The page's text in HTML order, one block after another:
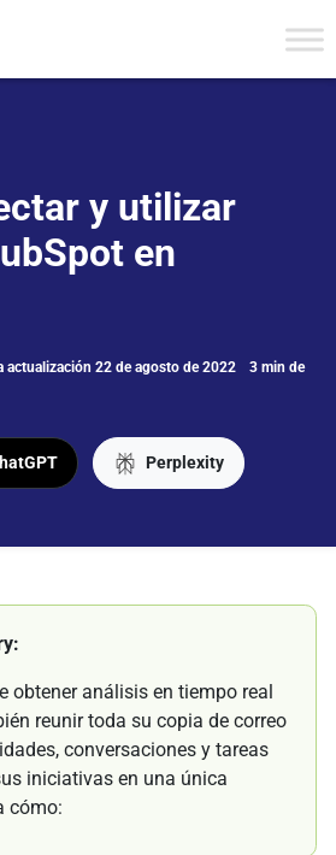
y utilizar
en
actualización 22 de agosto de 2022
3 min de
Perplexity
obtener análisis en tiempo real
reunir toda su copia de correo
conversaciones y tareas
iniciativas en una única
cómo: